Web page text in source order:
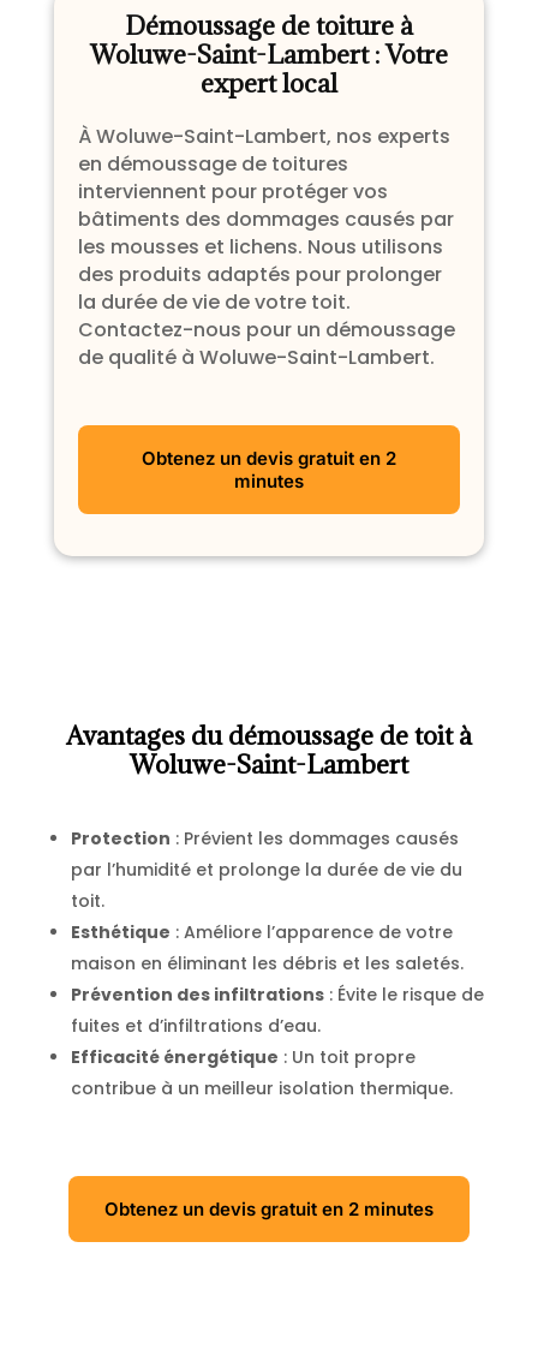
Démoussage de toiture à
Woluwe-Saint-Lambert : Votre
expert local
À Woluwe-Saint-Lambert, nos experts
en démoussage de toitures
interviennent pour protéger vos
bâtiments des dommages causés par
les mousses et lichens. Nous utilisons
des produits adaptés pour prolonger
la durée de vie de votre toit.
Contactez-nous pour un démoussage
de qualité à Woluwe-Saint-Lambert.
Obtenez un devis gratuit en 2
minutes
Avantages du démoussage de toit à
Woluwe-Saint-Lambert
Protection : Prévient les dommages causés
par l’humidité et prolonge la durée de vie du
toit.
Esthétique : Améliore l’apparence de votre
maison en éliminant les débris et les saletés.
Prévention des infiltrations: Évite le risque de
fuites et d’infiltrations d’eau.
Efficacité énergétique : Un toit propre
contribue à un meilleur isolation thermique.
Obtenez un devis gratuit en 2 minutes